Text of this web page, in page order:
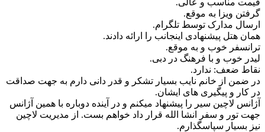
قیمت مناسب و عالی.
گرفتن ویزا به موقع.
ارسال مدارک توسط تلگرام.
همان هتل پیشنهادی اینجانب را ارائه دادند.
ترانسفر خوب و به موقع.
لیدر خوب و با فرهنگ در دبی.
نقاط ضعف: ندارد.
در ضمن از خانم نایب بسیار تشکر و قدر دانی دارم به جهت صداقت
در کار و پیگیری های ایشان.
آژانس لاچین سیر را پیشنهاد میکنم و در آینده دوباره با همین آژانس
جهت تور و سفر انشا الله قرار داد خواهم بست. از مدیریت لاچین
نیز بسیار سپاسگذارم.